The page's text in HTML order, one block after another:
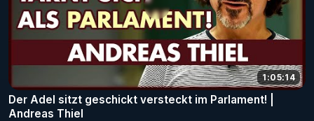
1:05:14
Der Adel sitzt geschickt versteckt im Parlament! |
Andreas Thiel